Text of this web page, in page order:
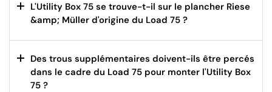
L'Utility Box 75 se trouve-t-il sur le plancher Riese
&amp; Müller d'origine du Load 75 ?
Des trous supplémentaires doivent-ils être percés
dans le cadre du Load 75 pour monter l'Utility Box
75 ?